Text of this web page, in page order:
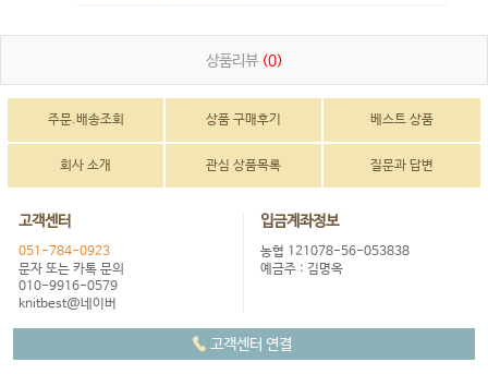
상품리뷰 (0)
주문.배송조회 상품 구매후기 베스트 상품
회사 소개 관심 상품목록 질문과 답변
고객센터
051-784-0923
문자 또는 카톡 문의
010-9916-0579
knitbest@네이버
입금계좌정보
농협 121078-56-053838
예금주 : 김명옥
고객센터 연결